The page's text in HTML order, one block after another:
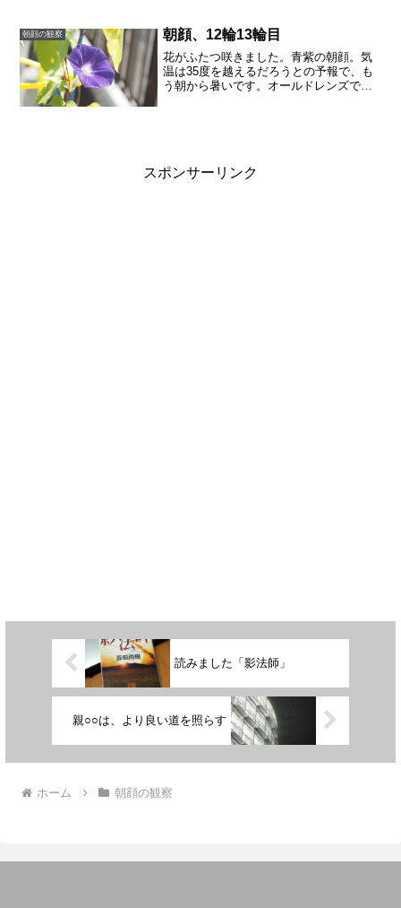
らないのかもしれません。...
朝顔の観察 朝顔、12輪13輪目
花がふたつ咲きました。青紫の朝顔。気
温は35度を越えるだろうとの予報で、も
う朝から暑いです。オールドレンズでも
スポンサーリンク
読みました「影法師」
親○○は、より良い道を照らす
ホーム 朝顔の観察